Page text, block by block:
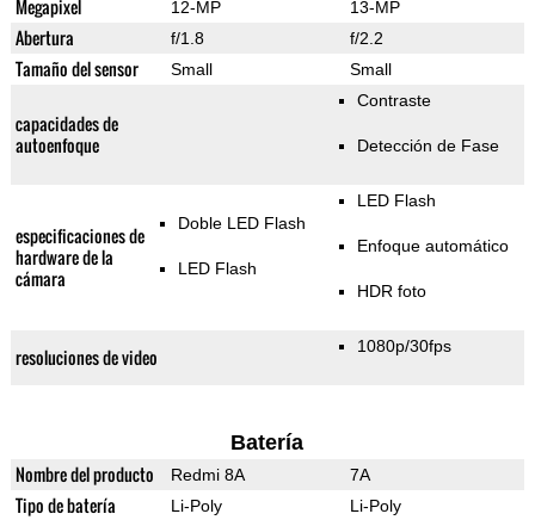
Megapixel 12-MP 13-MP
Abertura f/1.8 f/2.2
Tamaño del sensor Small Small
capacidades de
autoenfoque
Contraste
Detección de Fase
especificaciones de
hardware de la
cámara
Doble LED Flash
LED Flash
LED Flash
Enfoque automático
HDR foto
resoluciones de video 1080p/30fps
Batería
Nombre del producto Redmi 8A 7A
Tipo de batería Li-Poly Li-Poly